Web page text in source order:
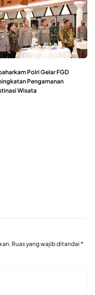
Polri Gelar FGD
Pengamanan
Wisata
Ruas yang wajib ditandai *